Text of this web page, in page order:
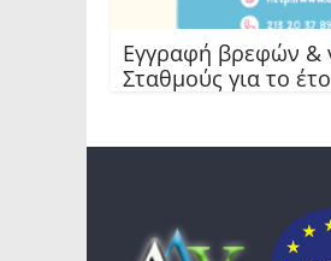
Εγγραφή βρεφών &
Σταθμούς για το